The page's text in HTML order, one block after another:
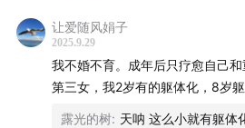
苹果播客 | 网易云音乐 | 喜马拉雅
蜻蜓FM | 荔枝FM | 懒人听书
小宇宙 | QQ音乐 | 酷狗音乐 | 酷我
崖的路。
所以面对这样的父母，你必须在
不争辩不消耗；在大事上自己查资
让爱随风娟子
2025.9.29
我不婚不育。成年后只疗愈自己
第三女，我2岁有的躯体化，8岁躯
露光的树: 天呐 这么小就有躯体